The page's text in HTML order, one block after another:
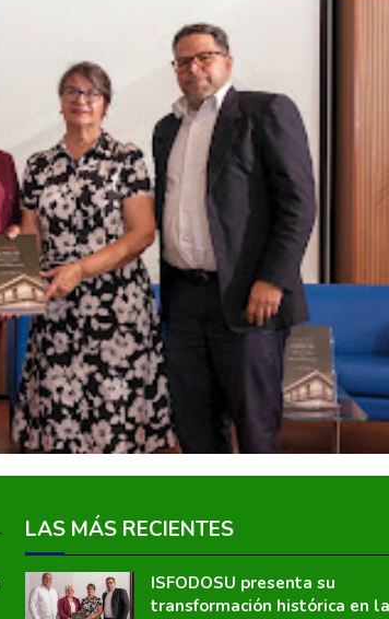
LAS MÁS RECIENTES
ISFODOSU presenta su
transformación histórica en la